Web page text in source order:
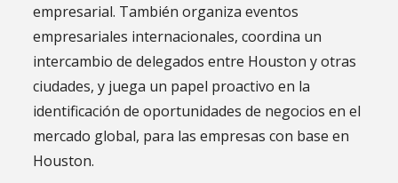
empresarial. También organiza eventos
empresariales internacionales, coordina un
intercambio de delegados entre Houston y otras
ciudades, y juega un papel proactivo en la
identificación de oportunidades de negocios en el
mercado global, para las empresas con base en
Houston.